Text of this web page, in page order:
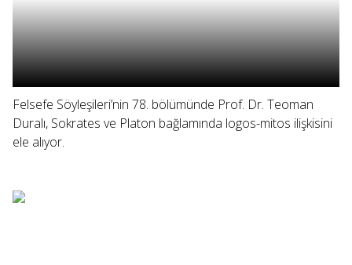
Felsefe Söyleşileri’nin 78. bölümünde Prof. Dr. Teoman
Duralı, Sokrates ve Platon bağlamında logos-mitos ilişkisini
ele alıyor.